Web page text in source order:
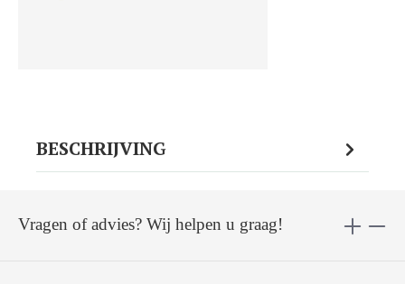
BESCHRIJVING
Vragen of advies? Wij helpen u graag!